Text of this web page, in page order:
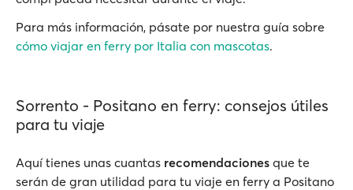
Para más información, pásate por nuestra guía sobre
cómo viajar en ferry por Italia con mascotas.
Sorrento - Positano en ferry: consejos útiles
para tu viaje
Aquí tienes unas cuantas recomendaciones que te
serán de gran utilidad para tu viaje en ferry a Positano